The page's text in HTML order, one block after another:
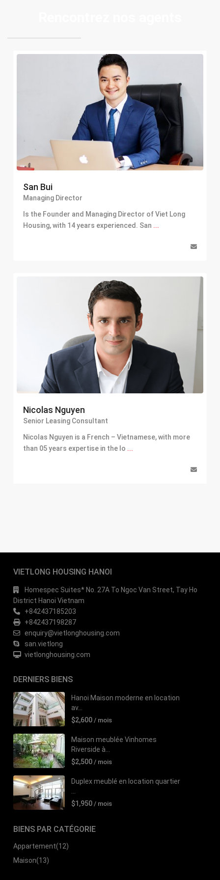
San Bui
Managing Director
Is the Founder and Managing Director of Viet Long
Housing, with 14 years experienced. San ...
Nicolas Nguyen
Senior Leasing Consultant
Nicolas Nguyen is a French – Vietnamese, with more
than 05 years expertise in the lo ...
VIETLONG HOUSING HANOI
Homespec Suites* No. 27A To Ngoc Van Street, Tay Ho
District Hanoi Vietnam
+842437185203
+842437198287
enquiry@vietlonghousing.com
san.vietlong
vietlonghousing.com
DERNIERS BIENS
Hanoi Maison moderne en location
av...
$2,600 / mois
Maison meublée Vinhomes
Riverside à...
$2,500 / mois
Duplex meublé en location quartier
$1,950 / mois
BIENS PAR CATÉGORIE
Appartement(12)
Maison(13)